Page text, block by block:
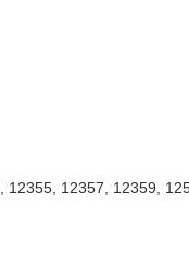
12355, 12357, 12359,